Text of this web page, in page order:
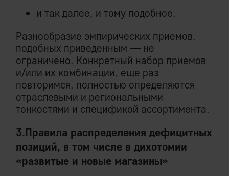
и так далее, и тому подобное.
Разнообразие эмпирических приемов,
подобных приведенным — не
ограничено. Конкретный набор приемов
и/или их комбинации, еще раз
повторимся, полностью определяются
отраслевыми и региональными
тонкостями и спецификой ассортимента.
3.Правила распределения дефицитных
позиций, в том числе в дихотомии
«развитые и новые магазины»